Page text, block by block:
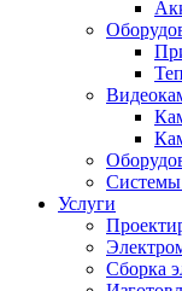
Услуги
Сборка